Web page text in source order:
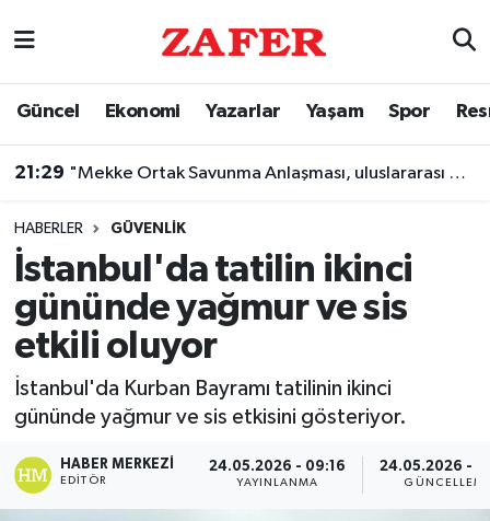
Güncel Ekonomi Yazarlar Yaşam Spor
21:29 "Mekke Ortak Savunma Anlaşması, uluslararası müttefiklik taahhütleriyle çelişmemektedir"
HABERLER GÜVENLIK
İstanbul'da tatilin ikinci
gününde yağmur ve sis
etkili oluyor
İstanbul'da Kurban Bayramı tatilinin ikinci
gününde yağmur ve sis etkisini gösteriyor.
HABER MERKEZI
EDITÖR
24.05.2026 - 09:16
YAYINLANMA
24.05.2026 -
Nöbetçi Eczaneler
Trafik Durumu
Süper Lig Puan Durumu ve Fikstür
Tüm Manşetler
Son Dakika Haberleri
Haber Arşivi